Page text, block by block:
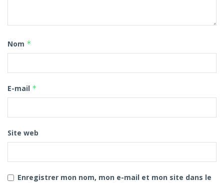
Nom *
E-mail *
Site web
Enregistrer mon nom, mon e-mail et mon site dans le